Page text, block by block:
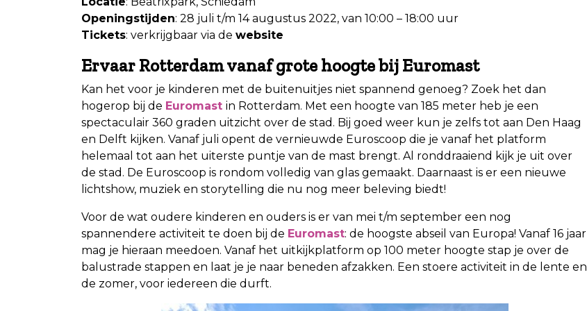
Openingstijden: 28 juli t/m 14 augustus 2022, van 10:00 – 18:00 uur
Tickets: verkrijgbaar via de website
Ervaar Rotterdam vanaf grote hoogte bij Euromast
Kan het voor je kinderen met de buitenuitjes niet spannend genoeg? Zoek het dan
hogerop bij de Euromast in Rotterdam. Met een hoogte van 185 meter heb je een
spectaculair 360 graden uitzicht over de stad. Bij goed weer kun je zelfs tot aan Den Haag
en Delft kijken. Vanaf juli opent de vernieuwde Euroscoop die je vanaf het platform
helemaal tot aan het uiterste puntje van de mast brengt. Al ronddraaiend kijk je uit over
de stad. De Euroscoop is rondom volledig van glas gemaakt. Daarnaast is er een nieuwe
lichtshow, muziek en storytelling die nu nog meer beleving biedt!
Voor de wat oudere kinderen en ouders is er van mei t/m september een nog
spannendere activiteit te doen bij de Euromast: de hoogste abseil van Europa! Vanaf 16 jaar
mag je hieraan meedoen. Vanaf het uitkijkplatform op 100 meter hoogte stap je over de
balustrade stappen en laat je je naar beneden afzakken. Een stoere activiteit in de lente en
de zomer, voor iedereen die durft.